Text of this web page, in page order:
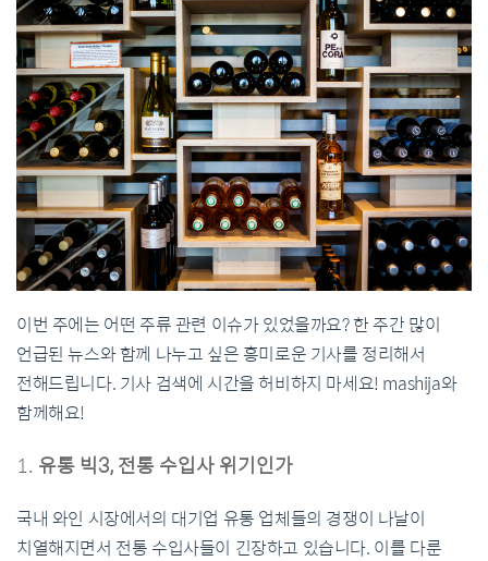
이번 주에는 어떤 주류 관련 이슈가 있었을까요? 한 주간 많이
언급된 뉴스와 함께 나누고 싶은 흥미로운 기사를 정리해서
전해드립니다. 기사 검색에 시간을 허비하지 마세요! mashija와
함께해요!
유통 빅3, 전통 수입사 위기인가
국내 와인 시장에서의 대기업 유통 업체들의 경쟁이 나날이
치열해지면서 전통 수입사들이 긴장하고 있습니다. 이를 다룬